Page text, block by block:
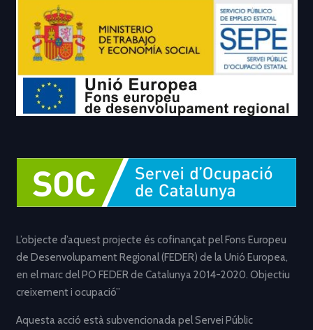
L’objecte d’aquest projecte és cofinançat pel Fons Europeu
de Desenvolupament Regional (FEDER) de la Unió Europea,
en el marc del PO FEDER de Catalunya 2014-2020. Objectiu
creixement i ocupació”
Aquesta acció està subvencionada pel Servei Públic